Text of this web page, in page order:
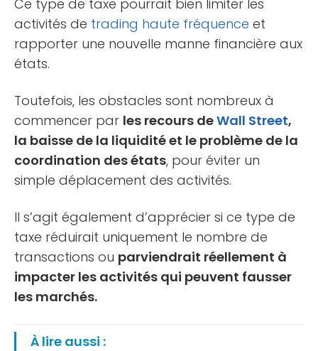
Ce type de taxe pourrait bien limiter les
activités de trading haute fréquence et
rapporter une nouvelle manne financière aux
états.
Toutefois, les obstacles sont nombreux à
commencer par les recours deWall Street,
la baisse de la liquidité et le problème de la
coordination des états, pour éviter un
simple déplacement des activités.
Il s’agit également d’apprécier si ce type de
taxe réduirait uniquement le nombre de
transactions ou parviendrait réellement à
impacter les activités qui peuvent fausser
les marchés.
À lire aussi :